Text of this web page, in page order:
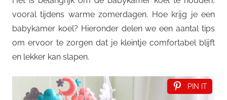
vooral tijdens warme zomerdagen. Hoe krijg je een
babykamer koel? Hieronder delen we een aantal tips
om ervoor te zorgen dat je kleintje comfortabel blijft
en lekker kan slapen.
PIN IT